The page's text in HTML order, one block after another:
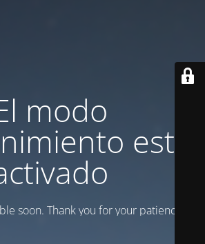
modo
está
soon. Thank you for your patience!